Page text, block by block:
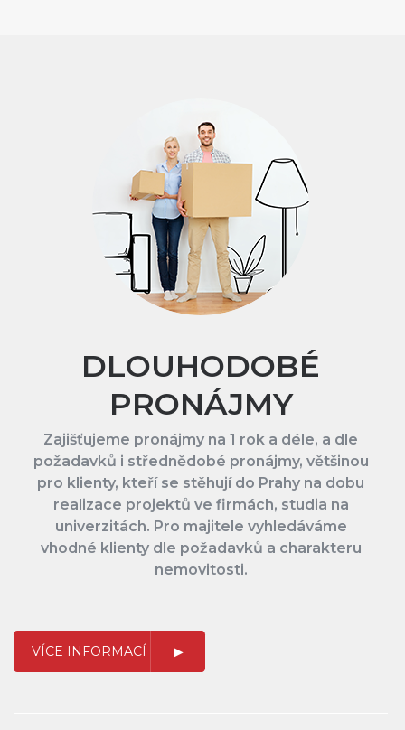
DLOUHODOBÉ
PRONÁJMY
Zajišťujeme pronájmy na 1 rok a déle, a dle
požadavků i střednědobé pronájmy, většinou
pro klienty, kteří se stěhují do Prahy na dobu
realizace projektů ve firmách, studia na
univerzitách. Pro majitele vyhledáváme
vhodné klienty dle požadavků a charakteru
nemovitosti.
VÍCE INFORMACÍ